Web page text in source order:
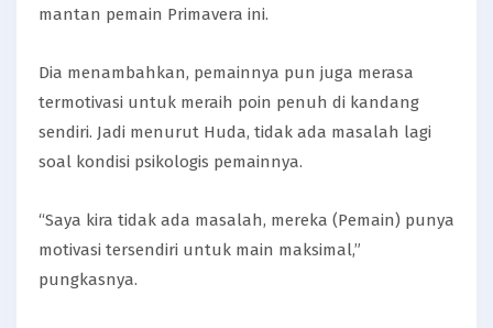
mantan pemain Primavera ini.
Dia menambahkan, pemainnya pun juga merasa
termotivasi untuk meraih poin penuh di kandang
sendiri. Jadi menurut Huda, tidak ada masalah lagi
soal kondisi psikologis pemainnya.
“Saya kira tidak ada masalah, mereka (Pemain) punya
motivasi tersendiri untuk main maksimal,”
pungkasnya.